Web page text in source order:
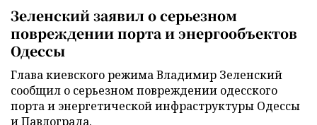
Зеленский заявил о серьезном
повреждении порта и энергообъектов
Одессы
Глава киевского режима Владимир Зеленский
сообщил о серьезном повреждении одесского
порта и энергетической инфраструктуры Одессы
и Павлограда.